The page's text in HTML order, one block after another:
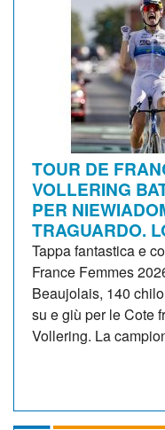
TOUR DE
VOLLERING
PER
TRAGUARDO.
Tappa fantastica e
France Femmes
Beaujolais, 140
su e giù per le Cote
Vollering. La